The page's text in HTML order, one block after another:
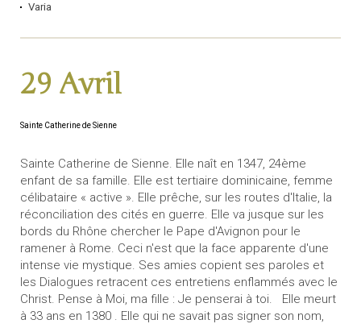
Varia
29 Avril
Sainte Catherine de Sienne
Sainte Catherine de Sienne. Elle naît en 1347, 24ème
enfant de sa famille. Elle est tertiaire dominicaine, femme
célibataire « active ». Elle prêche, sur les routes d'Italie, la
réconciliation des cités en guerre. Elle va jusque sur les
bords du Rhône chercher le Pape d'Avignon pour le
ramener à Rome. Ceci n'est que la face apparente d'une
intense vie mystique. Ses amies copient ses paroles et
les Dialogues retracent ces entretiens enflammés avec le
Christ. Pense à Moi, ma fille : Je penserai à toi. Elle meurt
à 33 ans en 1380 . Elle qui ne savait pas signer son nom,